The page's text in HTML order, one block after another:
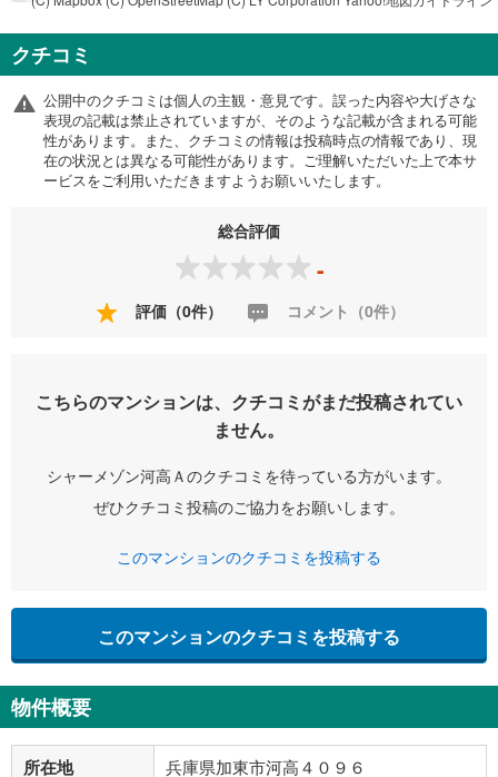
クチコミ
公開中のクチコミは個人の主観・意見です。誤った内容や大げさな
表現の記載は禁止されていますが、そのような記載が含まれる可能
性があります。また、クチコミの情報は投稿時点の情報であり、現
在の状況とは異なる可能性があります。ご理解いただいた上で本サ
ービスをご利用いただきますようお願いいたします。
総合評価
-
評価（0件） コメント（0件）
こちらのマンションは、クチコミがまだ投稿されてい
ません。
シャーメゾン河高Ａのクチコミを待っている方がいます。
ぜひクチコミ投稿のご協力をお願いします。
このマンションのクチコミを投稿する
このマンションのクチコミを投稿する
物件概要
所在地 兵庫県加東市河高４０９６